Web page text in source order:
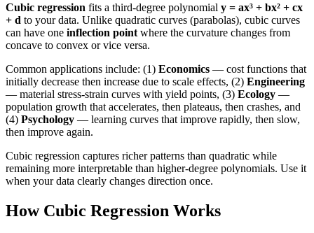
Cubic regression fits a third-degree polynomial y = ax³ + bx² + cx
+ d to your data. Unlike quadratic curves (parabolas), cubic curves
can have one inflection point where the curvature changes from
concave to convex or vice versa.
Common applications include: (1) Economics — cost functions that
initially decrease then increase due to scale effects, (2) Engineering
— material stress-strain curves with yield points, (3) Ecology —
population growth that accelerates, then plateaus, then crashes, and
(4) Psychology — learning curves that improve rapidly, then slow,
then improve again.
Cubic regression captures richer patterns than quadratic while
remaining more interpretable than higher-degree polynomials. Use it
when your data clearly changes direction once.
How Cubic Regression Works